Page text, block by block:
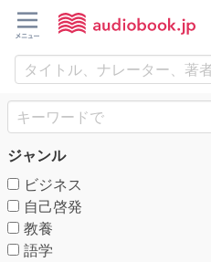
ジャンル
ビジネス
自己啓発
教養
語学